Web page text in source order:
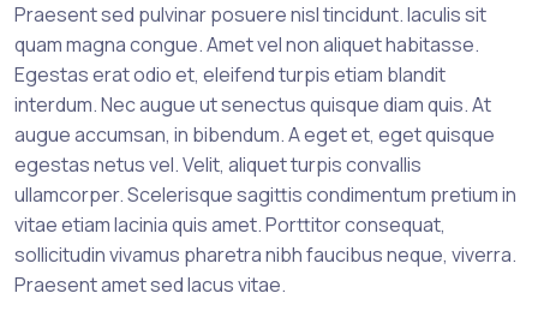
Praesent sed pulvinar posuere nisl tincidunt. Iaculis sit
quam magna congue. Amet vel non aliquet habitasse.
Egestas erat odio et, eleifend turpis etiam blandit
interdum. Nec augue ut senectus quisque diam quis. At
augue accumsan, in bibendum. A eget et, eget quisque
egestas netus vel. Velit, aliquet turpis convallis
ullamcorper. Scelerisque sagittis condimentum pretium in
vitae etiam lacinia quis amet. Porttitor consequat,
sollicitudin vivamus pharetra nibh faucibus neque, viverra.
Praesent amet sed lacus vitae.